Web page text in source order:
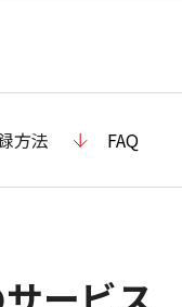
方法 FAQ